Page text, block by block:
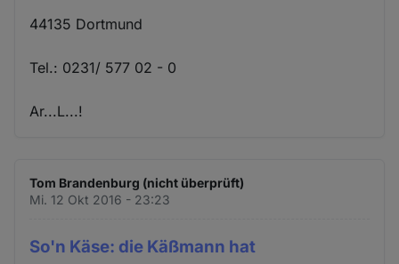
44135 Dortmund
Tel.: 0231/ 577 02 - 0
Ar...L...!
Tom Brandenburg (nicht überprüft)
Mi. 12 Okt 2016 - 23:23
So'n Käse: die Käßmann hat